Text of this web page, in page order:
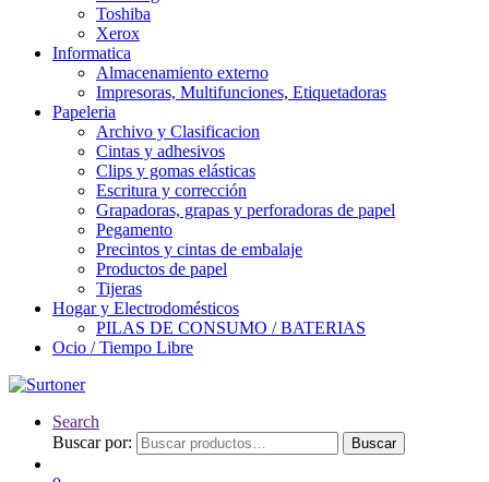
Toshiba
Xerox
Informatica
Almacenamiento externo
Impresoras, Multifunciones, Etiquetadoras
Papeleria
Archivo y Clasificacion
Cintas y adhesivos
Clips y gomas elásticas
Escritura y corrección
Grapadoras, grapas y perforadoras de papel
Pegamento
Precintos y cintas de embalaje
Productos de papel
Tijeras
Hogar y Electrodomésticos
PILAS DE CONSUMO / BATERIAS
Ocio / Tiempo Libre
Search
Buscar por:
Buscar